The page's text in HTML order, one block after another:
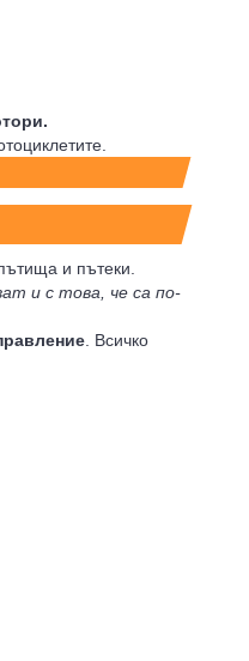
и пътеки.
и с това, че са по-
. Всичко